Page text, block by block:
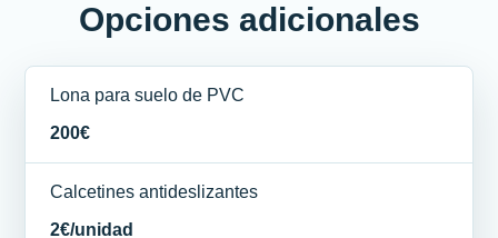
Opciones adicionales
Lona para suelo de PVC
200€
Calcetines antideslizantes
2€/unidad